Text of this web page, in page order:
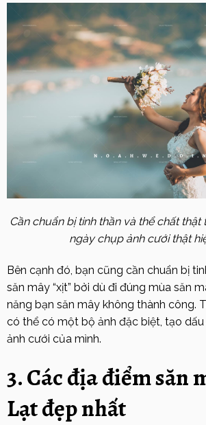
Cần chuẩn bị tinh thần và thể chất
ngày chụp ảnh cưới thật
Bên cạnh đó, bạn cũng cần chuẩn bị
săn mây “xịt” bởi dù đi đúng mùa săn
năng bạn săn mây không thành công.
có thể có một bộ ảnh đặc biệt, tạo dấu
ảnh cưới của mình.
3. Các địa điểm săn
Lạt đẹp nhất